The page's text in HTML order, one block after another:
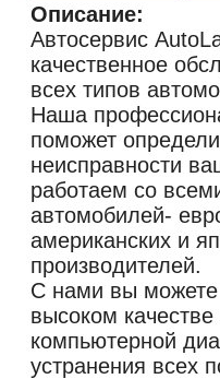
Описание:
Автосервис
качественное
всех типов
Наша
поможет
неисправности
работаем со
автомобилей-
американских и
производителей.
С нами вы
высоком
компьютерной
устранения всех